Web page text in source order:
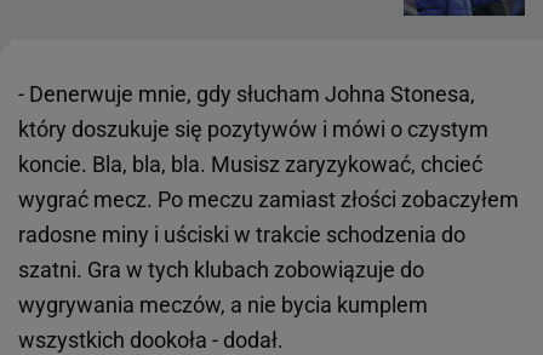
- Denerwuje mnie, gdy słucham Johna Stonesa,
który doszukuje się pozytywów i mówi o czystym
koncie. Bla, bla, bla. Musisz zaryzykować, chcieć
wygrać mecz. Po meczu zamiast złości zobaczyłem
radosne miny i uściski w trakcie schodzenia do
szatni. Gra w tych klubach zobowiązuje do
wygrywania meczów, a nie bycia kumplem
wszystkich dookoła - dodał.